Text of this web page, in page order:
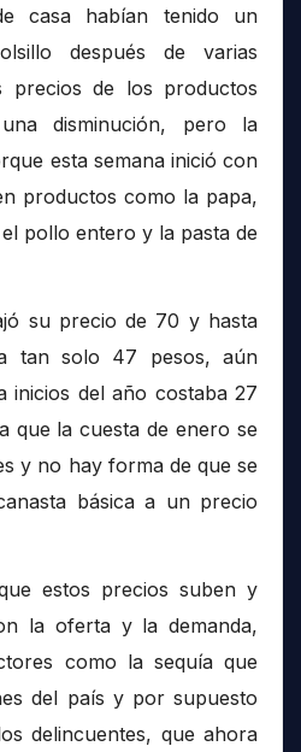
casa habían tenido un
después de varias
precios de los productos
disminución, pero la
esta semana inició con
productos como la papa,
pollo entero y la pasta de
su precio de 70 y hasta
tan solo 47 pesos, aún
inicios del año costaba 27
que la cuesta de enero se
y no hay forma de que se
básica a un precio
estos precios suben y
la oferta y la demanda,
como la sequía que
del país y por supuesto
delincuentes, que ahora